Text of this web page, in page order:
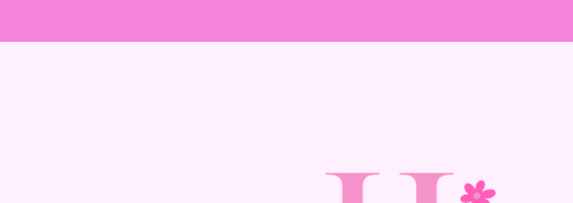
direct